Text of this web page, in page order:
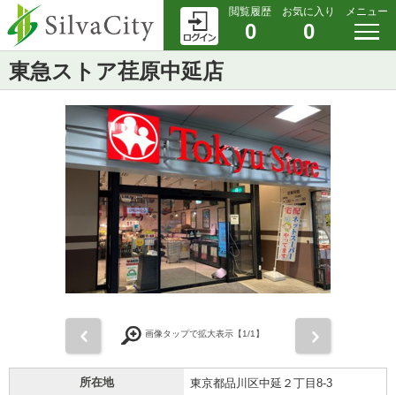
閲覧履歴
0
お気に入り
0
メニュー
東急ストア荏原中延店
画像タップで拡大表示【1/1】
所在地 東京都品川区中延２丁目8-3